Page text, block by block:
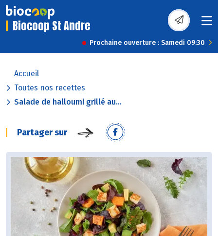
Biocoop St Andre
Prochaine ouverture : Samedi 09:30
Accueil
Toutes nos recettes
Salade de halloumi grillé au...
Partager sur